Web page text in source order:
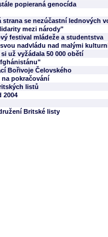
popieraná genocída
se nezúčastní lednových
mezi národy"
festival mládeže a studentstva
nadvládu nad malými
už vyžádala 50 000 obětí
Bořivoje Čelovského
pokračování
listů
2004
Britské listy